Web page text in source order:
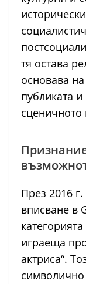
тя остава
основава
публиката
сценичното
През 2016
вписване в
играеща
актриса“.
символично